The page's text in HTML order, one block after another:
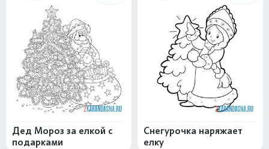
Дед Мороз за елкой с
подарками
Снегурочка наряжает
елку